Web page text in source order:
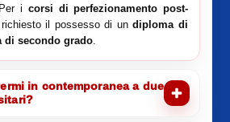
i corsi di perfezionamento post-
il possesso di undiploma di
di secondo grado.
in contemporanea a due